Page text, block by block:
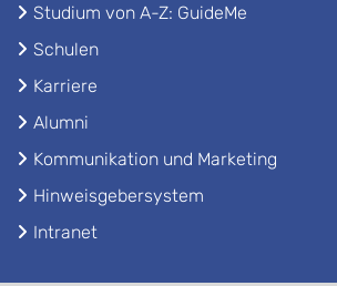
Studium von A-Z: GuideMe
Schulen
Karriere
Alumni
Kommunikation und Marketing
Hinweisgebersystem
Intranet